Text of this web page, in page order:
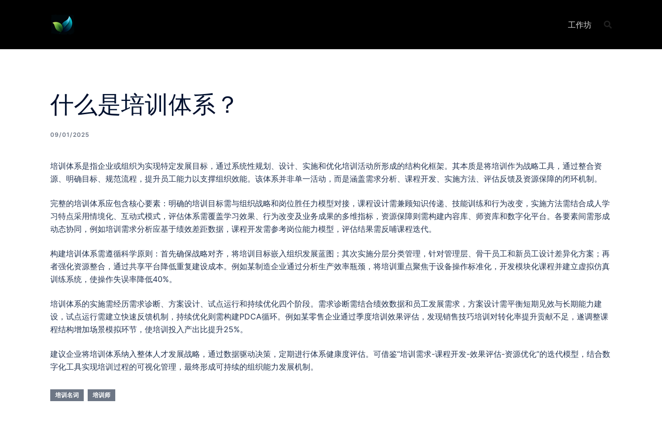
工作坊
什么是培训体系？
09/01/2025
培训体系是指企业或组织为实现特定发展目标，通过系统性规划、设计、实施和优化培训活动所形成的结构化框架。其本质是将培训作为战略工具，通过整合资
源、明确目标、规范流程，提升员工能力以支撑组织效能。该体系并非单一活动，而是涵盖需求分析、课程开发、实施方法、评估反馈及资源保障的闭环机制。
完整的培训体系应包含核心要素：明确的培训目标需与组织战略和岗位胜任力模型对接，课程设计需兼顾知识传递、技能训练和行为改变，实施方法需结合成人学
习特点采用情境化、互动式模式，评估体系需覆盖学习效果、行为改变及业务成果的多维指标，资源保障则需构建内容库、师资库和数字化平台。各要素间需形成
动态协同，例如培训需求分析应基于绩效差距数据，课程开发需参考岗位能力模型，评估结果需反哺课程迭代。
构建培训体系需遵循科学原则：首先确保战略对齐，将培训目标嵌入组织发展蓝图；其次实施分层分类管理，针对管理层、骨干员工和新员工设计差异化方案；再
者强化资源整合，通过共享平台降低重复建设成本。例如某制造企业通过分析生产效率瓶颈，将培训重点聚焦于设备操作标准化，开发模块化课程并建立虚拟仿真
训练系统，使操作失误率降低40%。
培训体系的实施需经历需求诊断、方案设计、试点运行和持续优化四个阶段。需求诊断需结合绩效数据和员工发展需求，方案设计需平衡短期见效与长期能力建
设，试点运行需建立快速反馈机制，持续优化则需构建PDCA循环。例如某零售企业通过季度培训效果评估，发现销售技巧培训对转化率提升贡献不足，遂调整课
程结构增加场景模拟环节，使培训投入产出比提升25%。
建议企业将培训体系纳入整体人才发展战略，通过数据驱动决策，定期进行体系健康度评估。可借鉴“培训需求-课程开发-效果评估-资源优化”的迭代模型，结合数
字化工具实现培训过程的可视化管理，最终形成可持续的组织能力发展机制。
培训名词 培训师